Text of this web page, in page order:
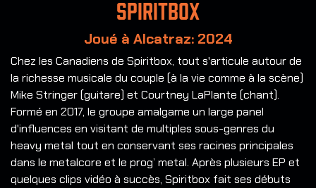
Spiritbox
Joué à Alcatraz: 2024
Chez les Canadiens de Spiritbox, tout s'articule autour de
la richesse musicale du couple (à la vie comme à la scène)
Mike Stringer (guitare) et Courtney LaPlante (chant).
Formé en 2017, le groupe amalgame un large panel
d'influences en visitant de multiples sous-genres du
heavy metal tout en conservant ses racines principales
dans le metalcore et le prog’ metal. Après plusieurs EP et
quelques clips vidéo à succès, Spiritbox fait ses débuts